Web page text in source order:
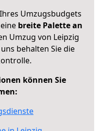
Umzugsbudgets
breite Palette an
Umzug von Leipzig
behalten Sie die
können Sie